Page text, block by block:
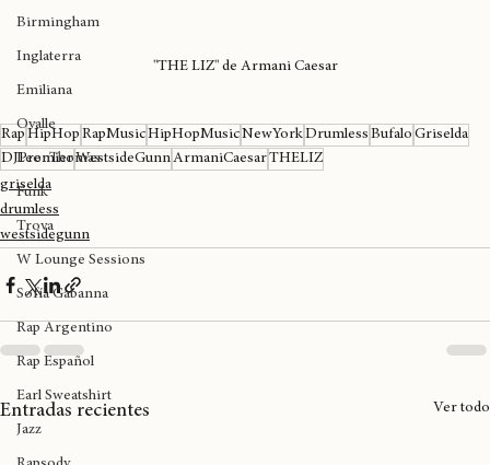
Kofi Stone
Birmingham
Inglaterra
Emiliana
Ovalle
LeonThomas
Funk
Trova
W Lounge Sessions
Sofía Gabanna
Rap Argentino
Rap Español
Earl Sweatshirt
Jazz
RapHipHopRapMusicHipHopMusicNewYorkDrumless
DJPremier
griselda
drumless
westsidegunn
Entradas recientes